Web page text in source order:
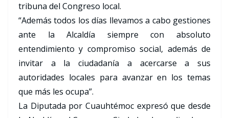
tribuna del Congreso local.
“Además todos los días llevamos a cabo gestiones
ante la Alcaldía siempre con absoluto
entendimiento y compromiso social, además de
invitar a la ciudadanía a acercarse a sus
autoridades locales para avanzar en los temas
que más les ocupa”.
La Diputada por Cuauhtémoc expresó que desde